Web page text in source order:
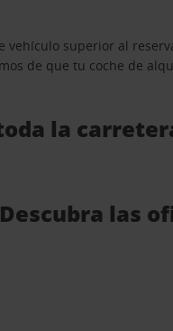
vehículo superior al
de que tu coche de
la
las